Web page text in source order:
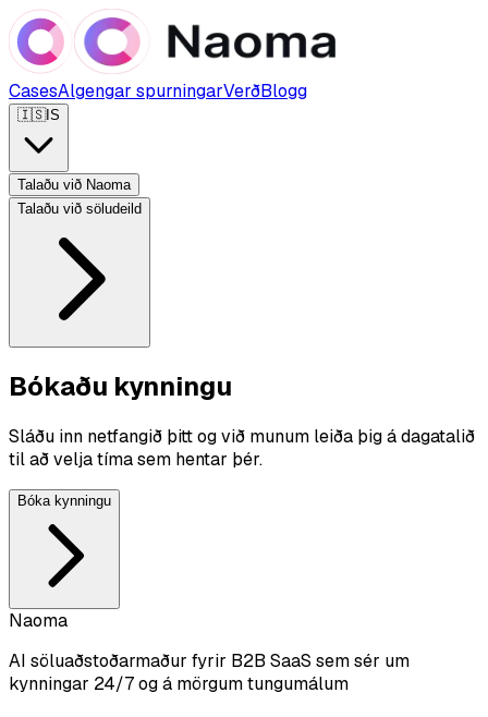
CasesAlgengar spurningarVerðBlogg
🇮🇸IS
Talaðu við Naoma
Talaðu við söludeild
Bókaðu kynningu
Sláðu inn netfangið þitt og við munum leiða þig á dagatalið
til að velja tíma sem hentar þér.
Bóka kynningu
Naoma
AI söluaðstoðarmaður fyrir B2B SaaS sem sér um
kynningar 24/7 og á mörgum tungumálum